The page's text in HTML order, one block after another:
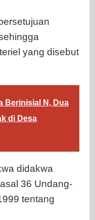
yang disebut
Berinisial N, Dua
di Desa
didakwa
36 Undang-
tentang